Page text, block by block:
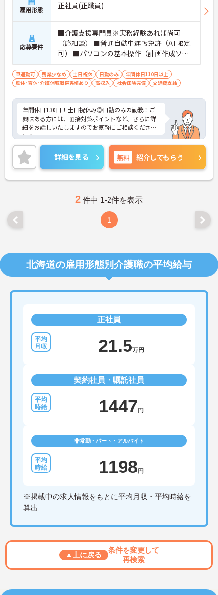
雇用形態 正社員(正職員)
応募要件
■介護支援専門員※実務経験あれば尚可
（応相談） ■普通自動車運転免許（AT限定
可） ■パソコンの基本操作（計画作成ソフ
ト等）
車通勤可 残業少なめ 土日祝休 日勤のみ
年間休日110日以上
産休･育休･介護休暇取得実績あり
高収入 社会保険完備 交通費支給
年間休日130日！土日祝休み◎日勤のみの勤務！ご
興味ある方には、面接対策ポイントなど、さらに詳
細をお話しいたしますのでお気軽にご相談くださ
い！
詳細を見る 無料 紹介してもらう
2 件中 1-2件を表示
1
北海道の雇用形態別介護職の平均給与
正社員
21.5万円
契約社員・嘱託社員
1447 円
非常勤・パート・アルバイト
1198 円
※掲載中の求人情報をもとに平均月収・平均時給を
算出
▲上に戻る
条件を変更して
再検索